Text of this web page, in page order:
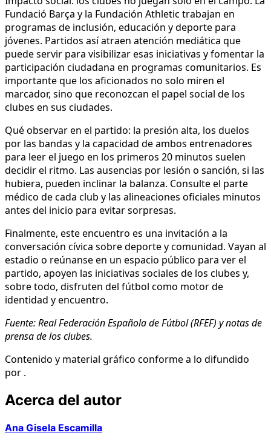
Fundació Barça y la Fundación Athletic trabajan en
programas de inclusión, educación y deporte para
jóvenes. Partidos así atraen atención mediática que
puede servir para visibilizar esas iniciativas y fomentar la
participación ciudadana en programas comunitarios. Es
importante que los aficionados no solo miren el
marcador, sino que reconozcan el papel social de los
clubes en sus ciudades.
Qué observar en el partido: la presión alta, los duelos
por las bandas y la capacidad de ambos entrenadores
para leer el juego en los primeros 20 minutos suelen
decidir el ritmo. Las ausencias por lesión o sanción, si las
hubiera, pueden inclinar la balanza. Consulte el parte
médico de cada club y las alineaciones oficiales minutos
antes del inicio para evitar sorpresas.
Finalmente, este encuentro es una invitación a la
conversación cívica sobre deporte y comunidad. Vayan al
estadio o reúnanse en un espacio público para ver el
partido, apoyen las iniciativas sociales de los clubes y,
sobre todo, disfruten del fútbol como motor de
identidad y encuentro.
Fuente: Real Federación Española de Fútbol (RFEF) y notas de
prensa de los clubes.
Contenido y material gráfico conforme a lo difundido
por .
Acerca del autor
Ana Gisela Escamilla